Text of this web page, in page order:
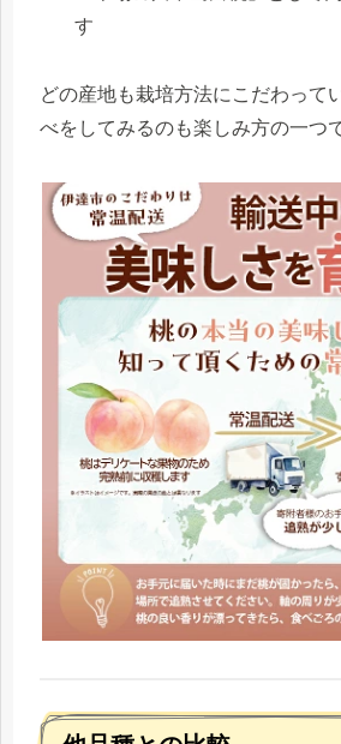
す
どの産地も栽培方法にこだわって
べをしてみるのも楽しみ方の一つ